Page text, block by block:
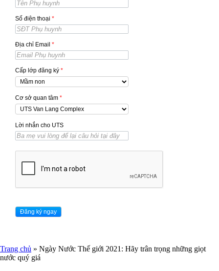
Số điện thoại *
Địa chỉ Email *
Cấp lớp đăng ký *
Cơ sở quan tâm *
Lời nhắn cho UTS
Trang chủ » Ngày Nước Thế giới 2021: Hãy trân trọng những giọt
nước quý giá